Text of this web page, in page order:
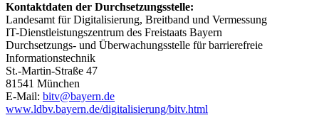
Kontaktdaten der Durchsetzungsstelle:
Landesamt für Digitalisierung, Breitband und Vermessung
IT-Dienstleistungszentrum des Freistaats Bayern
Durchsetzungs- und Überwachungsstelle für barrierefreie
Informationstechnik
St.-Martin-Straße 47
81541 München
E-Mail: bitv@bayern.de
www.ldbv.bayern.de/digitalisierung/bitv.html